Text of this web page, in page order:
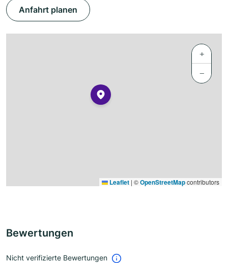
Anfahrt planen
+
−
Leaflet | ©OpenStreetMapcontributors
Bewertungen
Nicht verifizierte Bewertungen